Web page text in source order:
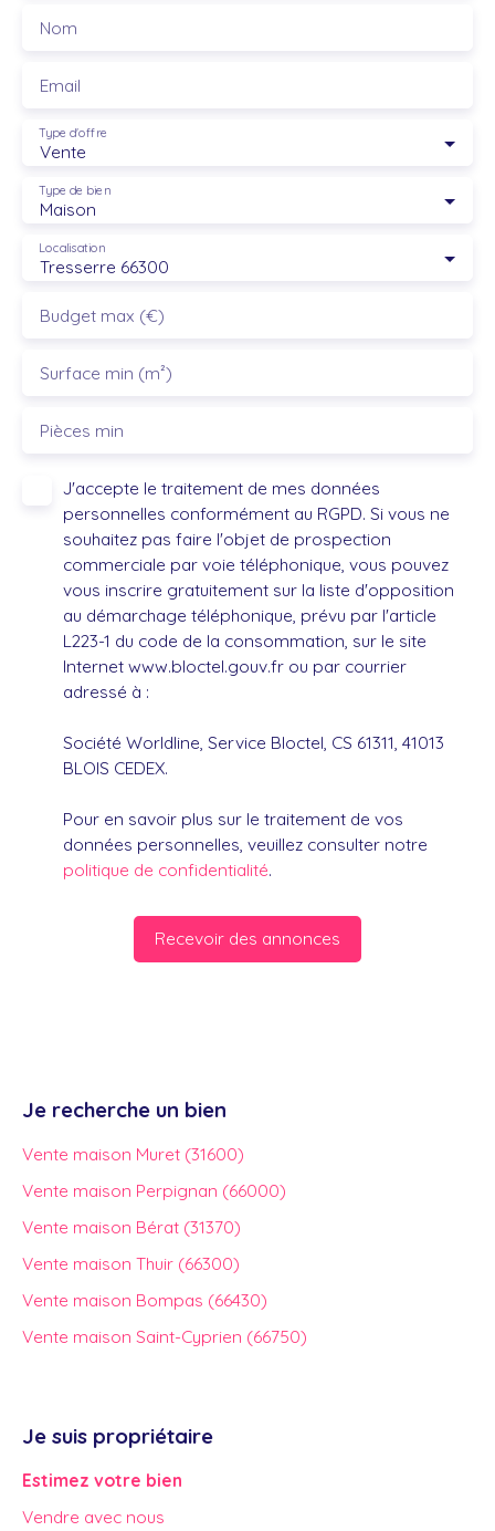
Nom
Email
Vente
Type d'offre
Maison
Type de bien
Tresserre 66300
Localisation
Budget max (€)
Surface min (m²)
Pièces min
J'accepte le traitement de mes données
personnelles conformément au RGPD. Si vous ne
souhaitez pas faire l'objet de prospection
commerciale par voie téléphonique, vous pouvez
vous inscrire gratuitement sur la liste d'opposition
au démarchage téléphonique, prévu par l'article
L223-1 du code de la consommation, sur le site
Internet www.bloctel.gouv.fr ou par courrier
adressé à :
Société Worldline, Service Bloctel, CS 61311, 41013
BLOIS CEDEX.
Pour en savoir plus sur le traitement de vos
données personnelles, veuillez consulter notre
politique de confidentialité.
Recevoir des annonces
Je recherche un bien
Vente maison Muret (31600)
Vente maison Perpignan (66000)
Vente maison Bérat (31370)
Vente maison Thuir (66300)
Vente maison Bompas (66430)
Vente maison Saint-Cyprien (66750)
Je suis propriétaire
Estimez votre bien
Vendre avec nous